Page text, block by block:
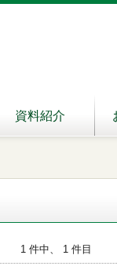
資料紹介
1 件中、 1 件目